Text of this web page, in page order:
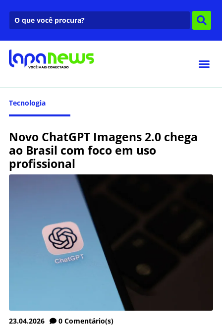
Tecnologia
Novo ChatGPT Imagens 2.0 chega
ao Brasil com foco em uso
profissional
23.04.2026 0 Comentário(s)